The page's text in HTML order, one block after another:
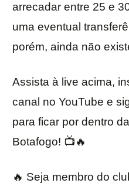
arrecadar entre 25 e
uma eventual
porém, ainda não
Assista à live acima,
canal no YouTube e
para ficar por dentro
Botafogo! 📺🔥
🔥 Seja membro do